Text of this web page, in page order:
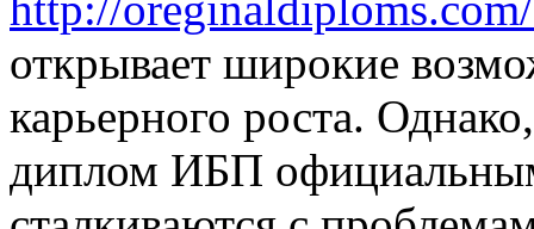
открывает широкие
карьерного роста.
диплом ИБП